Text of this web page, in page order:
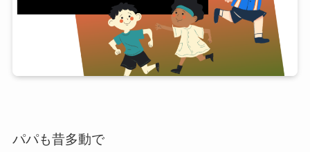
パパも昔多動で